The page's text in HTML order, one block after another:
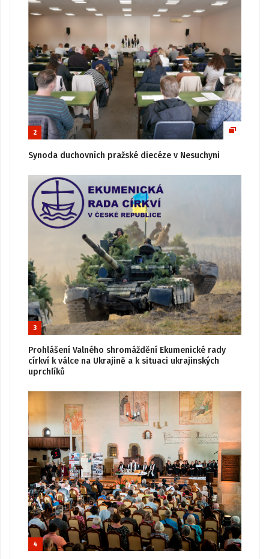
2
Synoda duchovních pražské diecéze v Nesuchyni
3
Prohlášení Valného shromáždění Ekumenické rady
církví k válce na Ukrajině a k situaci ukrajinských
uprchlíků
4